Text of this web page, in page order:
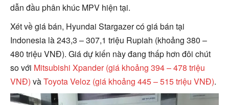
dẫn đầu phân khúc MPV hiện tại.
Xét về giá bán, Hyundai Stargazer có giá bán tại
Indonesia là 243,3 – 307,1 triệu Rupiah (khoảng 380 –
480 triệu VNĐ). Giá dự kiến này đang thấp hơn đôi chút
so với Mitsubishi Xpander (giá khoảng 394 – 478 triệu
VNĐ) vàToyota Veloz (giá khoảng 445 – 515 triệu VNĐ).